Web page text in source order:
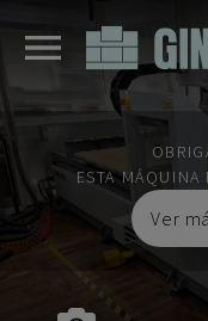
ESTA
Ver